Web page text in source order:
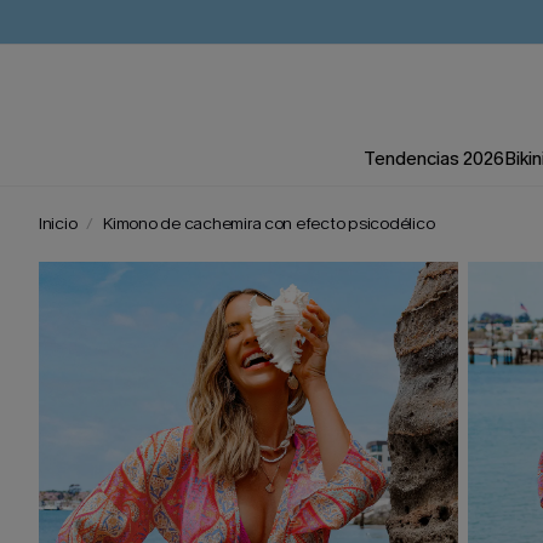
Tendencias 2026
Inicio Kimono de cachemira con efecto psicodélico